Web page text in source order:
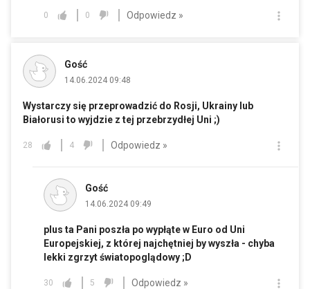
0 0 Odpowiedz »
Gość
14.06.2024 09:48
Wystarczy się przeprowadzić do Rosji, Ukrainy lub
Białorusi to wyjdzie z tej przebrzydłej Uni ;)
28 4 Odpowiedz »
Gość
14.06.2024 09:49
plus ta Pani poszła po wypłąte w Euro od Uni
Europejskiej, z której najchętniej by wyszła - chyba
lekki zgrzyt światopoglądowy ;D
30 5 Odpowiedz »